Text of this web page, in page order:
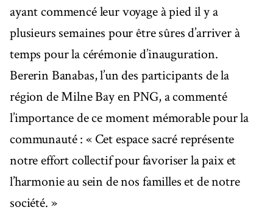
ayant commencé leur voyage à pied il y a
plusieurs semaines pour être sûres d’arriver à
temps pour la cérémonie d’inauguration.
Bererin Banabas, l’un des participants de la
région de Milne Bay en PNG, a commenté
l’importance de ce moment mémorable pour la
communauté : « Cet espace sacré représente
notre effort collectif pour favoriser la paix et
l’harmonie au sein de nos familles et de notre
société. »